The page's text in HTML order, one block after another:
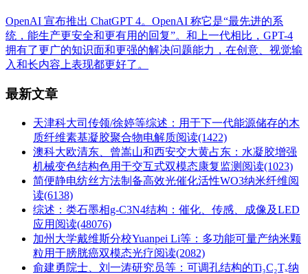
OpenAI 宣布推出 ChatGPT 4。OpenAI 称它是“最先进的系
统，能生产更安全和更有用的回复”。和上一代相比，GPT-4
拥有了更广的知识面和更强的解决问题能力，在创意、视觉输
入和长内容上表现都更好了。
最新文章
天津科大司传领/徐婷等综述：用于下一代能源储存的木
质纤维素基凝胶聚合物电解质阅读(1422)
澳科大欧清东、曾嵩山和西安交大黄占东：水凝胶增强
机械变色结构色用于交互式双模态康复监测 阅读(1023)
简便静电纺丝方法制备高效光催化活性WO3纳米纤维阅
读(6138)
综述：类石墨相g-C3N4结构：催化、传感、成像及LED
应用 阅读(48076)
加州大学戴维斯分校Yuanpei Li等：多功能可量产纳米颗
粒用于膀胱癌双模态光疗阅读(2082)
俞建勇院士、刘一涛研究员等：可调孔结构的Ti₃C₂Tₓ纳